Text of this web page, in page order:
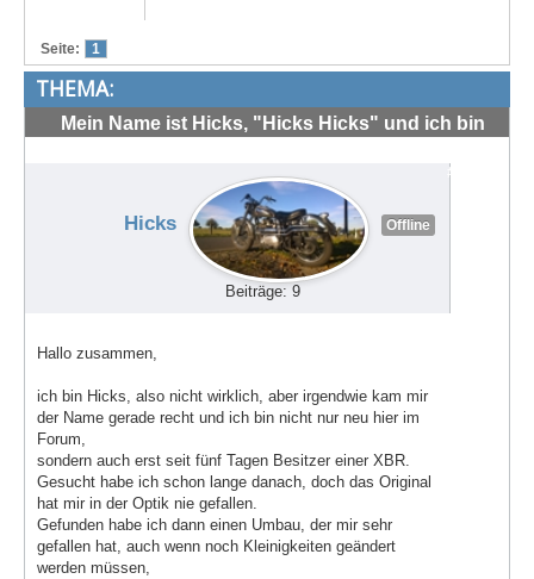
Seite: 1
THEMA:
Mein Name ist Hicks, "Hicks Hicks" und ich bin
#71232
Hicks Offline
Beiträge: 9
Hallo zusammen,
ich bin Hicks, also nicht wirklich, aber irgendwie kam mir
der Name gerade recht und ich bin nicht nur neu hier im
Forum,
sondern auch erst seit fünf Tagen Besitzer einer XBR.
Gesucht habe ich schon lange danach, doch das Original
hat mir in der Optik nie gefallen.
Gefunden habe ich dann einen Umbau, der mir sehr
gefallen hat, auch wenn noch Kleinigkeiten geändert
werden müssen,